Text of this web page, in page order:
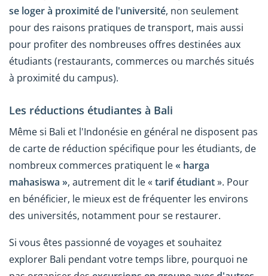
se loger à proximité de l'université, non seulement
pour des raisons pratiques de transport, mais aussi
pour profiter des nombreuses offres destinées aux
étudiants (restaurants, commerces ou marchés situés
à proximité du campus).
Les réductions étudiantes à Bali
Même si Bali et l'Indonésie en général ne disposent pas
de carte de réduction spécifique pour les étudiants, de
nombreux commerces pratiquent le« harga
mahasiswa », autrement dit le «tarif étudiant». Pour
en bénéficier, le mieux est de fréquenter les environs
des universités, notamment pour se restaurer.
Si vous êtes passionné de voyages et souhaitez
explorer Bali pendant votre temps libre, pourquoi ne